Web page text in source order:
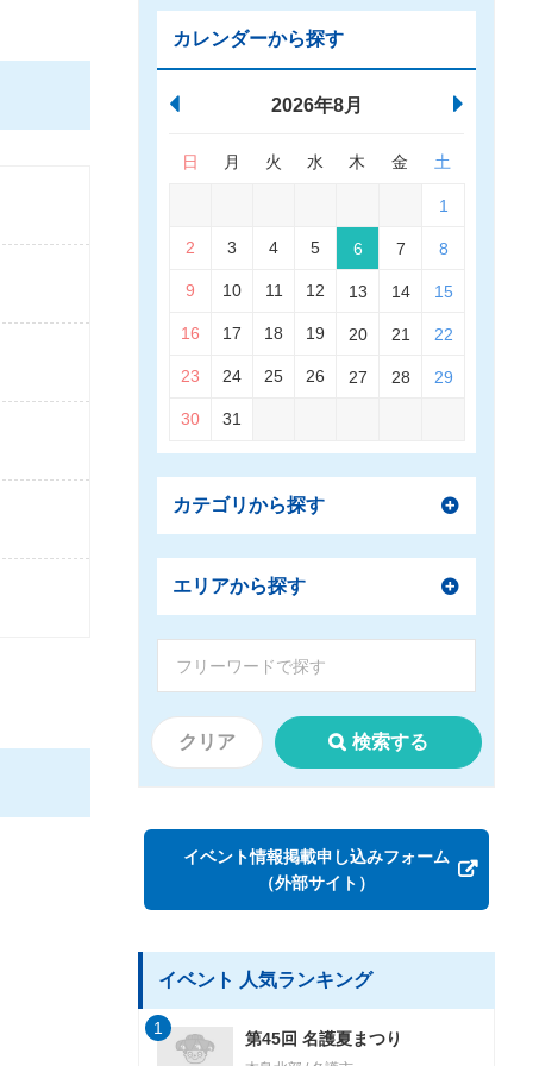
カレンダーから探す
2026年8月
日 月 火 水 木 金 土
1
2 3 4 5 6 7 8
9 10 11 12 13 14 15
16 17 18 19 20 21 22
23 24 25 26 27 28 29
30 31
カテゴリから探す
エリアから探す
クリア 検索する
イベント情報掲載申し込みフォーム
（外部サイト）
イベント 人気ランキング
第45回 名護夏まつり
1